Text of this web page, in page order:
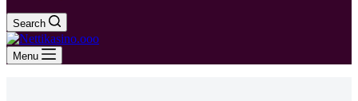
Search
Menu